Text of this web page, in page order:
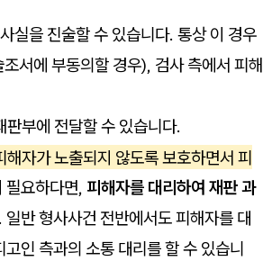
실을 진술할 수 있습니다. 통상 이 경우
서에 부동의할 경우), 검사 측에서 피해
부에 전달할 수 있습니다.
해자가 노출되지 않도록 보호하면서 피
필요하다면, 피해자를 대리하여 재판 과
일반 형사사건 전반에서도 피해자를 대
인 측과의 소통 대리를 할 수 있습니